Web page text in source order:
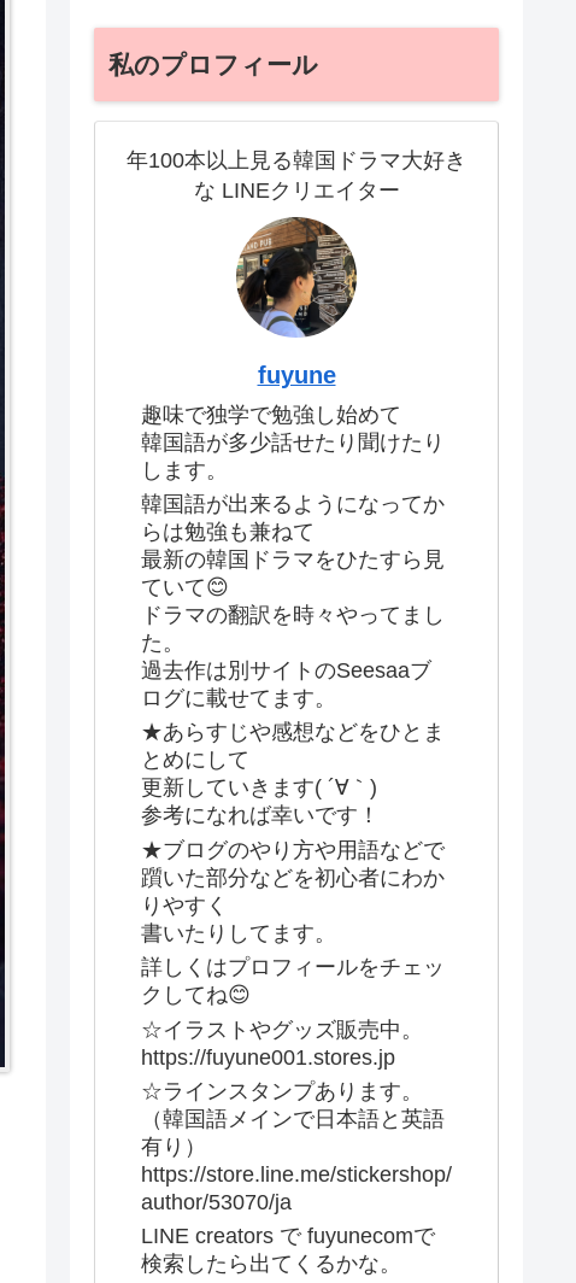
私のプロフィール
年100本以上見る韓国ドラマ大好き
な LINEクリエイター
fuyune
趣味で独学で勉強し始めて
韓国語が多少話せたり聞けたり
します。
韓国語が出来るようになってか
らは勉強も兼ねて
最新の韓国ドラマをひたすら見
ていて😊
ドラマの翻訳を時々やってまし
た。
過去作は別サイトのSeesaaブ
ログに載せてます。
★あらすじや感想などをひとま
とめにして
更新していきます( ´∀｀)
参考になれば幸いです！
★ブログのやり方や用語などで
躓いた部分などを初心者にわか
りやすく
書いたりしてます。
詳しくはプロフィールをチェッ
クしてね😊
☆イラストやグッズ販売中。
https://fuyune001.stores.jp
☆ラインスタンプあります。
（韓国語メインで日本語と英語
有り）
https://store.line.me/stickershop/
author/53070/ja
LINE creators で fuyunecomで
検索したら出てくるかな。